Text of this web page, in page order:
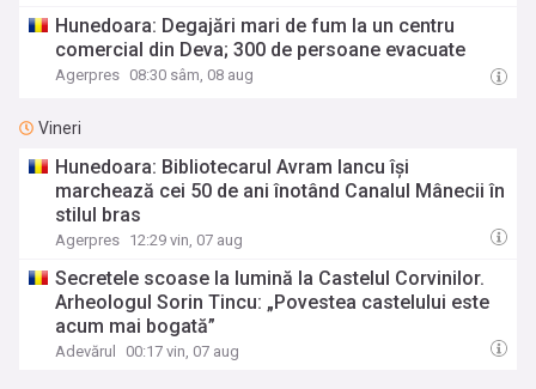
Hunedoara: Degajări mari de fum la un centru
comercial din Deva; 300 de persoane evacuate
Agerpres 08:30 sâm, 08 aug
Vineri
Hunedoara: Bibliotecarul Avram Iancu își
marchează cei 50 de ani înotând Canalul Mânecii în
stilul bras
Agerpres 12:29 vin, 07 aug
Secretele scoase la lumină la Castelul Corvinilor.
Arheologul Sorin Tincu: „Povestea castelului este
acum mai bogată”
Adevărul 00:17 vin, 07 aug